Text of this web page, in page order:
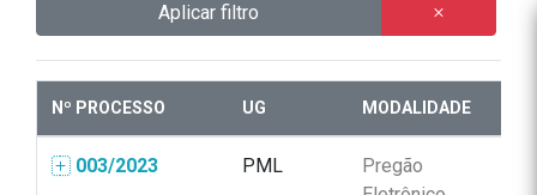
Aplicar filtro
Nº PROCESSO UG MODALIDADE
003/2023 PML
Pregão